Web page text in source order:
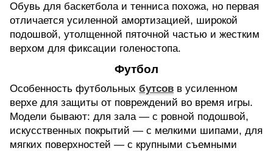
Обувь для баскетбола и тенниса похожа, но первая
отличается усиленной амортизацией, широкой
подошвой, утолщенной пяточной частью и жестким
верхом для фиксации голеностопа.
Футбол
Особенность футбольных бутсов в усиленном
верхе для защиты от повреждений во время игры.
Модели бывают: для зала — с ровной подошвой,
искусственных покрытий — с мелкими шипами, для
мягких поверхностей — с крупными съемными